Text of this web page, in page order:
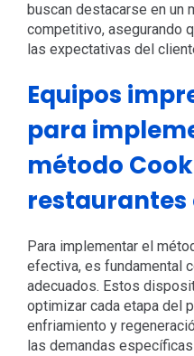
buscan destacarse en un
competitivo, asegurando
las expectativas del
Equipos
para
método
Para implementar el
efectiva, es fundamental
adecuados. Estos
optimizar cada etapa del
enfriamiento y
las demandas